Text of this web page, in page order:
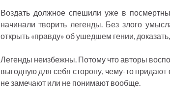
Воздать должное спешили уже в
начинали творить легенды. Без злого
открыть «правду» об ушедшем гении,
Легенды неизбежны. Потому что авторы
выгодную для себя сторону, чему-то
не замечают или не понимают вообще.